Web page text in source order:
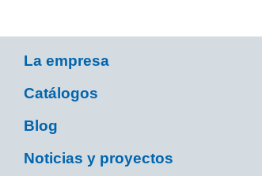
La empresa
Catálogos
Blog
Noticias y proyectos